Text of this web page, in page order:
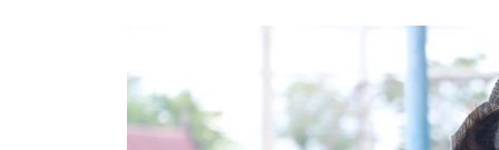
ประกาศจัดซื้อ-จัดจ้างภาครัฐ